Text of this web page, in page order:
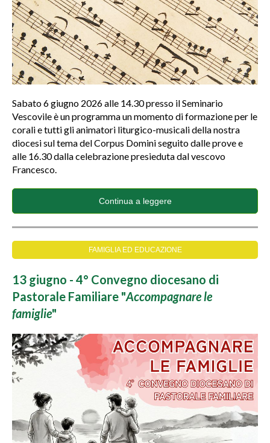
Sabato 6 giugno 2026 alle 14.30 presso il Seminario
Vescovile è un programma un momento di formazione per le
corali e tutti gli animatori liturgico-musicali della nostra
diocesi sul tema del Corpus Domini seguito dalle prove e
alle 16.30 dalla celebrazione presieduta dal vescovo
Francesco.
Continua a leggere
FAMIGLIA ED EDUCAZIONE
13 giugno - 4° Convegno diocesano di
Pastorale Familiare "Accompagnare le
famiglie"